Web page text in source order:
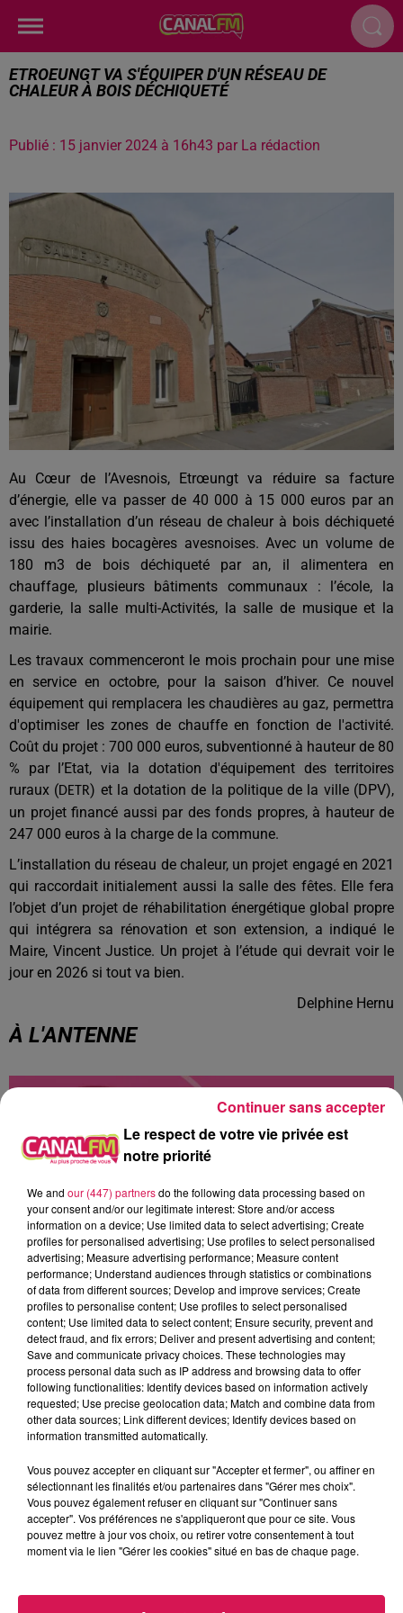
ETROEUNGT VA S'ÉQUIPER D'UN RÉSEAU DE
CHALEUR À BOIS DÉCHIQUETÉ
Publié : 15 janvier 2024 à 16h43 par La rédaction
Au Cœur de l’Avesnois, Etrœungt va réduire sa facture
d’énergie, elle va passer de 40 000 à 15 000 euros par an
avec l’installation d’un réseau de chaleur à bois déchiqueté
issu des haies bocagères avesnoises. Avec un volume de
180 m3 de bois déchiqueté par an, il alimentera en
chauffage, plusieurs bâtiments communaux : l’école, la
garderie, la salle multi-Activités, la salle de musique et la
mairie.
Les travaux commenceront le mois prochain pour une mise
en service en octobre, pour la saison d’hiver. Ce nouvel
équipement qui remplacera les chaudières au gaz, permettra
d'optimiser les zones de chauffe en fonction de l'activité.
Coût du projet : 700 000 euros, subventionné à hauteur de 80
% par l’Etat, via la dotation d'équipement des territoires
ruraux (DETR) et la dotation de la politique de la ville (DPV),
un projet financé aussi par des fonds propres, à hauteur de
247 000 euros à la charge de la commune.
L’installation du réseau de chaleur, un projet engagé en 2021
qui raccordait initialement aussi la salle des fêtes. Elle fera
l’objet d’un projet de réhabilitation énergétique global propre
qui intégrera sa rénovation et son extension, a indiqué le
Maire, Vincent Justice. Un projet à l’étude qui devrait voir le
jour en 2026 si tout va bien.
Delphine Hernu
À L'ANTENNE
8h00 - 10h00
Les années Vinyle
6h56
6h56
CHRISTOPHE MAE
6h52
6h52
AVENTURA CYNDI LAUPER
Le respect de votre vie privée est
notre priorité
We and our (447) partnersdo the following data processing based on
your consent and/or our legitimate interest: Store and/or access
information on a device; Use limited data to select advertising; Create
profiles for personalised advertising; Use profiles to select personalised
advertising; Measure advertising performance; Measure content
performance; Understand audiences through statistics or combinations
of data from different sources; Develop and improve services; Create
profiles to personalise content; Use profiles to select personalised
content; Use limited data to select content; Ensure security, prevent and
detect fraud, and fix errors; Deliver and present advertising and content;
Save and communicate privacy choices. These technologies may
process personal data such as IP address and browsing data to offer
following functionalities: Identify devices based on information actively
requested; Use precise geolocation data; Match and combine data from
other data sources; Link different devices; Identify devices based on
information transmitted automatically.
Vous pouvez accepter en cliquant sur "Accepter et fermer", ou affiner en
sélectionnant les finalités et/ou partenaires dans "Gérer mes choix".
Vous pouvez également refuser en cliquant sur "Continuer sans
accepter". Vos préférences ne s'appliqueront que pour ce site. Vous
pouvez mettre à jour vos choix, ou retirer votre consentement à tout
moment via le lien "Gérer les cookies" situé en bas de chaque page.
Continuer sans accepter